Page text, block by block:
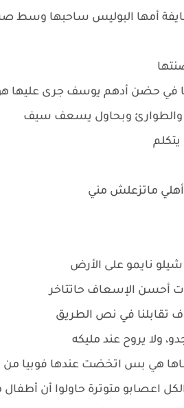
أمها البوليس ساحبها وسط
في حضن أدهم يوسف جرى عليها
وبحاول يسعف سيف
ماتزعلش مني
نايمو على الأرض
أحسن الإسعاف حاتتاخر
تقابلنا في نص الطريق
ولا يروح عند مليكه
هي بس اتخضت عندها فوبيا من
الكل اعصابو متوترة حاولوا أن